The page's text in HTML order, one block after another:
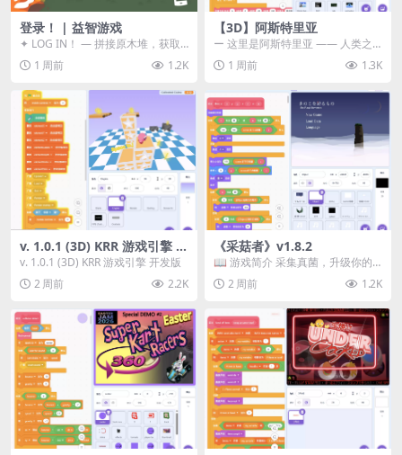
登录！ | 益智游戏
✦ LOG IN！ — 拼接原木堆，获取
分数！ ᑕ☲◎ ᑕ☲◎ ᑕ☲◎ ᑕ☲◎ ...
1 周前 1.2K
【3D】阿斯特里亚
ー 这里是阿斯特里亚 —— 人类之
罪与未来希望交汇之地 📖 游戏简
介 《阿斯特里...
1 周前 1.3K
v. 1.0.1 (3D) KRR 游戏引擎 开
发版
v. 1.0.1 (3D) KRR 游戏引擎 开发版
2 周前
2.2K
《采菇者》v1.8.2
📖 游戏简介 采集真菌，升级你的
机体，并前往未知领域探索。 这是
一款静谧的探索冒...
2 周前 1.2K